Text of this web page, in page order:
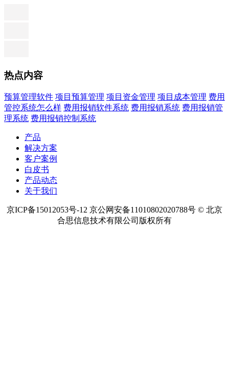
热点内容
预算管理软件 项目预算管理 项目资金管理 项目成本管理 费用
管控系统怎么样 费用报销软件系统 费用报销系统 费用报销管
理系统 费用报销控制系统
产品
解决方案
客户案例
白皮书
产品动态
关于我们
京ICP备15012053号-12 京公网安备11010802020788号 © 北京
合思信息技术有限公司版权所有